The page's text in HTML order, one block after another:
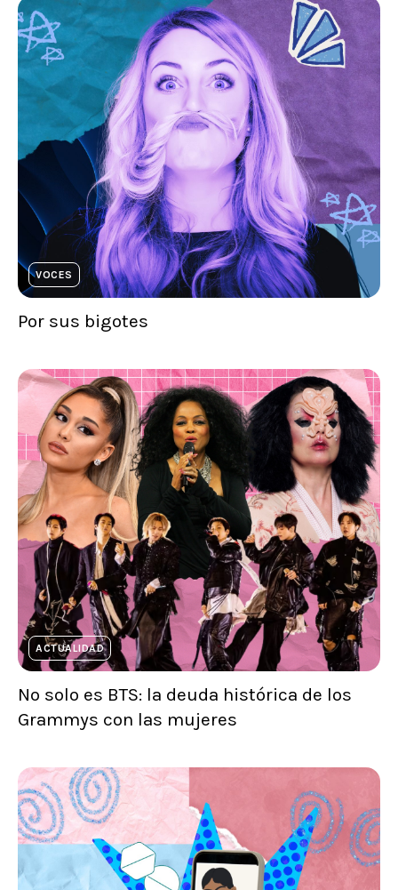
VOCES
Por sus bigotes
ACTUALIDAD
No solo es BTS: la deuda histórica de los
Grammys con las mujeres